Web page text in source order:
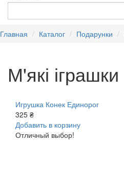
Главная Каталог Подарунки
М'які іграшки
Игрушка Конек Единорог
325 ₴
Добавить в корзину
Отличный выбор!